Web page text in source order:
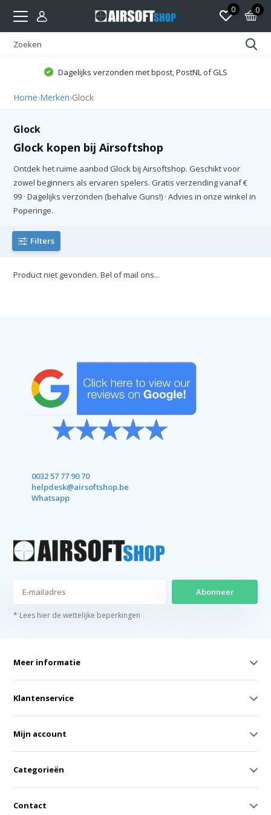
0 0
Dagelijks verzonden met bpost, PostNL of GLS
Home›Merken›Glock
Glock
Glock kopen bij Airsoftshop
Ontdek het ruime aanbod Glock bij Airsoftshop. Geschikt voor
zowel beginners als ervaren spelers. Gratis verzending vanaf €
99 · Dagelijks verzonden (behalve Guns!) · Advies in onze winkel in
Poperinge.
Filters
Product niet gevonden. Bel of mail ons...
0032 57 77 90 70
helpdesk@airsoftshop.be
Whatsapp
Abonneer
* Lees hier de wettelijke beperkingen
Meer informatie
Klantenservice
Mijn account
Categorieën
Contact